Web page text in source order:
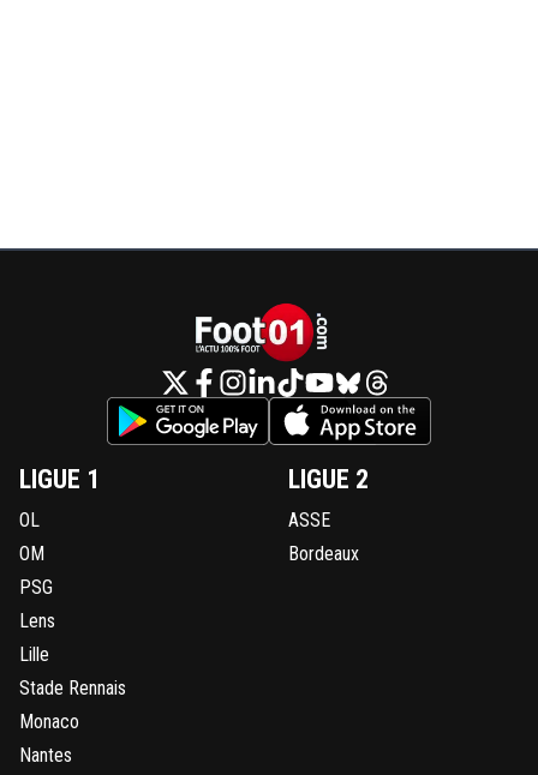
LIGUE 1
OL
OM
PSG
Lens
Lille
Stade Rennais
Monaco
Nantes
LIGUE 2
ASSE
Bordeaux